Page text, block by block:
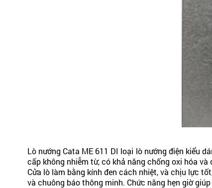
Lò nướng Cata ME 611 DI loại lò nướng điện kiểu
cấp không nhiễm từ, có khả năng chống oxi hóa
Cửa lò làm bằng kính đen cách nhiệt, và chịu lực
và chuông báo thông minh. Chức năng hẹn giờ